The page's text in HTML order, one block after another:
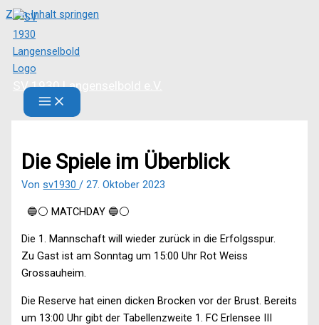
Zum Inhalt springen
SV 1930 Langenselbold e.V.
Die Spiele im Überblick
Vonsv1930/27. Oktober 2023
🔵⚪️ MATCHDAY 🔵⚪️
Die 1. Mannschaft will wieder zurück in die Erfolgsspur.
Zu Gast ist am Sonntag um 15:00 Uhr Rot Weiss
Grossauheim.
Die Reserve hat einen dicken Brocken vor der Brust. Bereits
um 13:00 Uhr gibt der Tabellenzweite 1. FC Erlensee III